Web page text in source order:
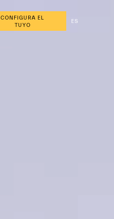
CONFIGURA EL
TUYO
ES